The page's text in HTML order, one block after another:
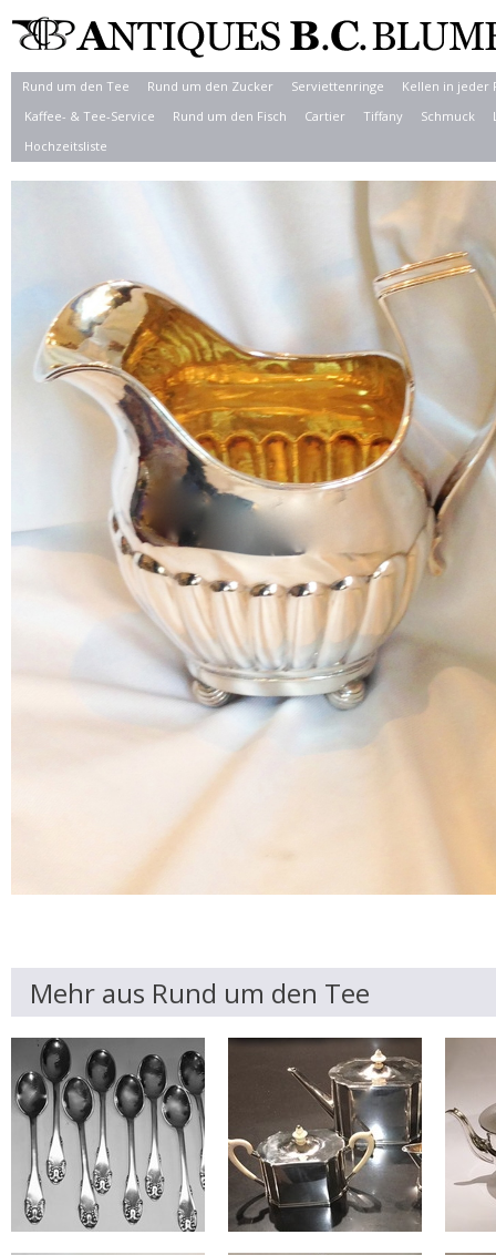
Rund um den Tee Rund um den Zucker Serviettenringe
Kellen in jeder
Kaffee- & Tee-Service
Rund um den Fisch Cartier Tiffany Schmuck
Hochzeitsliste
Mehr aus Rund um den Tee